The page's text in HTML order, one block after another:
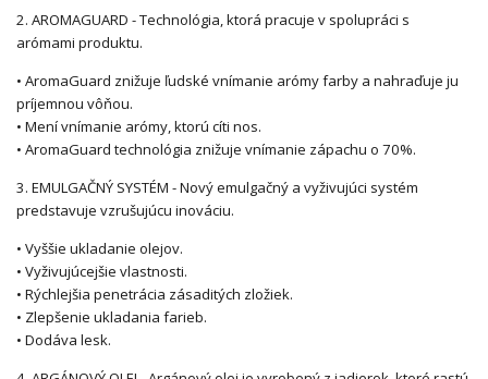
2. AROMAGUARD - Technológia, ktorá pracuje v spolupráci s
arómami produktu.
• AromaGuard znižuje ľudské vnímanie arómy farby a nahraďuje ju
príjemnou vôňou.
• Mení vnímanie arómy, ktorú cíti nos.
• AromaGuard technológia znižuje vnímanie zápachu o 70%.
3. EMULGAČNÝ SYSTÉM - Nový emulgačný a vyživujúci systém
predstavuje vzrušujúcu inováciu.
• Vyššie ukladanie olejov.
• Vyživujúcejšie vlastnosti.
• Rýchlejšia penetrácia zásaditých zložiek.
• Zlepšenie ukladania farieb.
• Dodáva lesk.